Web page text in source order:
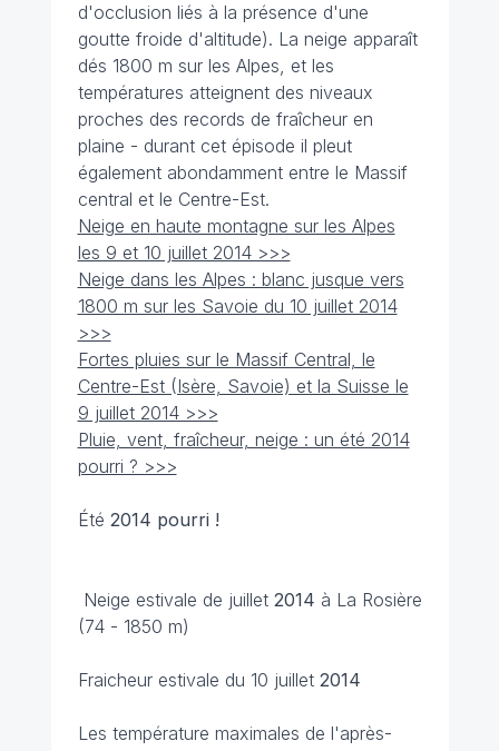
d'occlusion liés à la présence d'une
goutte froide d'altitude). La neige apparaît
dés 1800 m sur les Alpes, et les
températures atteignent des niveaux
proches des records de fraîcheur en
plaine - durant cet épisode il pleut
également abondamment entre le Massif
central et le Centre-Est.
Neige en haute montagne sur les Alpes
les 9 et 10 juillet 2014 >>>
Neige dans les Alpes : blanc jusque vers
1800 m sur les Savoie du 10 juillet 2014
>>>
Fortes pluies sur le Massif Central, le
Centre-Est (Isère, Savoie) et la Suisse le
9 juillet 2014 >>>
Pluie, vent, fraîcheur, neige : un été 2014
pourri ? >>>
Été 2014 pourri !
Neige estivale de juillet 2014 à La Rosière
(74 - 1850 m)
Fraicheur estivale du 10 juillet 2014
Les température maximales de l'après-